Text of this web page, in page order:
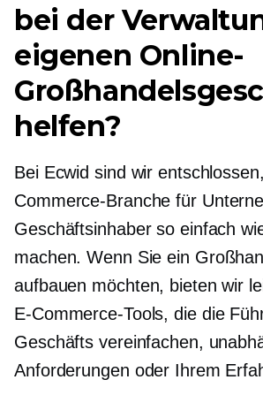
bei der
eigenen Online-
helfen?
Bei Ecwid sind wir
Commerce-Branche für
Geschäftsinhaber so einfach
machen. Wenn Sie ein
aufbauen möchten, bieten wir
E-Commerce-Tools, die die
Geschäfts vereinfachen,
Anforderungen oder Ihrem